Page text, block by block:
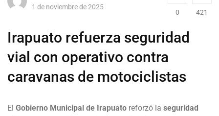
1 de noviembre de 2025
0 421
Irapuato refuerza seguridad
vial con operativo contra
caravanas de motociclistas
El Gobierno Municipal de Irapuato reforzó la seguridad